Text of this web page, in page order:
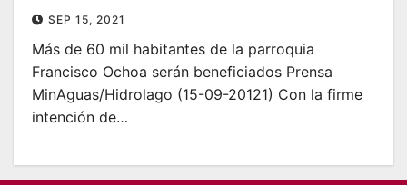
SEP 15, 2021
Más de 60 mil habitantes de la parroquia
Francisco Ochoa serán beneficiados Prensa
MinAguas/Hidrolago (15-09-20121) Con la firme
intención de…